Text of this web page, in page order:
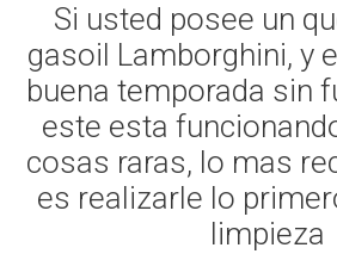
Si usted posee un
gasoil Lamborghini, y
buena temporada sin
este esta
cosas raras, lo mas
es realizarle lo
limpieza